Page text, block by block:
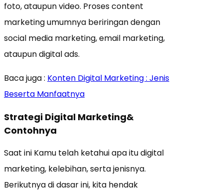
foto, ataupun video. Proses content
marketing umumnya beriringan dengan
social media marketing, email marketing,
ataupun digital ads.
Baca juga : Konten Digital Marketing : Jenis
Beserta Manfaatnya
Strategi Digital Marketing&
Contohnya
Saat ini Kamu telah ketahui apa itu digital
marketing, kelebihan, serta jenisnya.
Berikutnya di dasar ini, kita hendak